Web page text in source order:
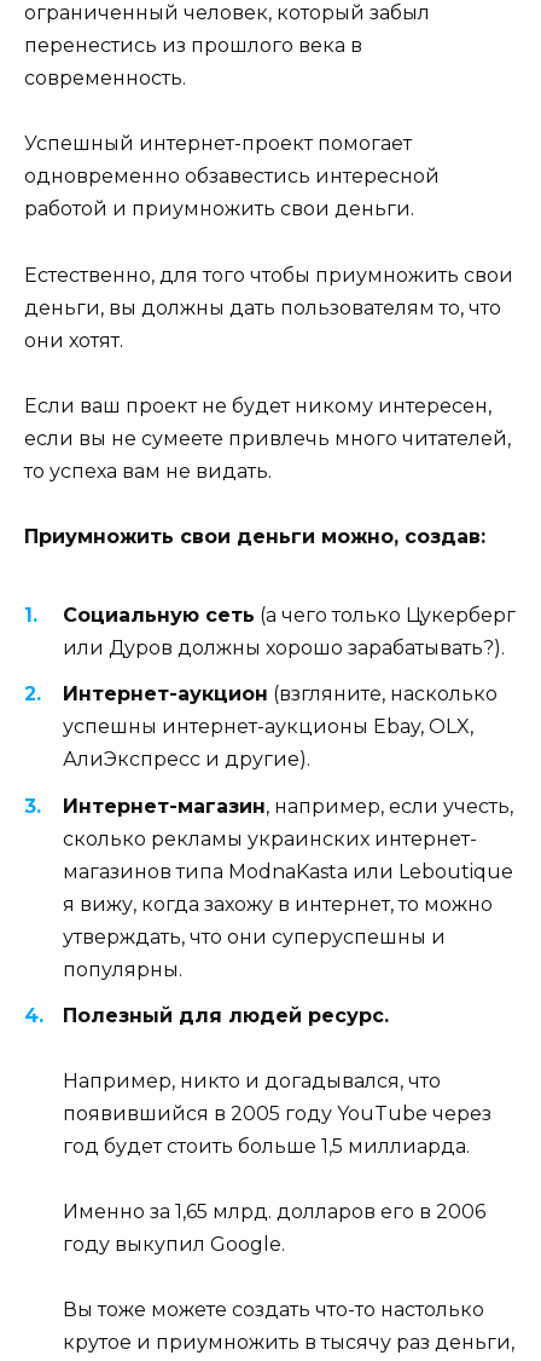
ограниченный человек, который забыл
перенестись из прошлого века в
современность.
Успешный интернет-проект помогает
одновременно обзавестись интересной
работой и приумножить свои деньги.
Естественно, для того чтобы приумножить свои
деньги, вы должны дать пользователям то, что
они хотят.
Если ваш проект не будет никому интересен,
если вы не сумеете привлечь много читателей,
то успеха вам не видать.
Приумножить свои деньги можно, создав:
Социальную сеть (а чего только Цукерберг
или Дуров должны хорошо зарабатывать?).
Интернет-аукцион (взгляните, насколько
успешны интернет-аукционы Ebay, OLX,
АлиЭкспресс и другие).
Интернет-магазин, например, если учесть,
сколько рекламы украинских интернет-
магазинов типа ModnaKasta или Leboutique
я вижу, когда захожу в интернет, то можно
утверждать, что они суперуспешны и
популярны.
Полезный для людей ресурс.
Например, никто и догадывался, что
появившийся в 2005 году YouTube через
год будет стоить больше 1,5 миллиарда.
Именно за 1,65 млрд. долларов его в 2006
году выкупил Google.
Вы тоже можете создать что-то настолько
крутое и приумножить в тысячу раз деньги,